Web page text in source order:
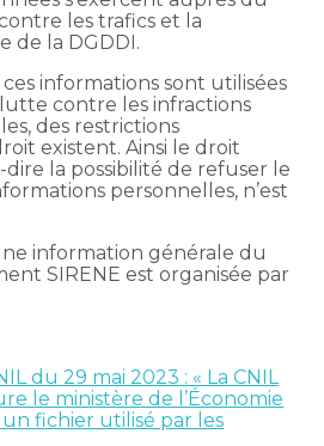
les trafics et la
de la DGDDI.
informations sont utilisées
contre les infractions
des restrictions
existent. Ainsi le droit
dire la possibilité de refuser le
personnelles, n’est
information générale du
SIRENE est organisée par
du 29 mai 2023 : « La CNIL
le ministère de l’Économie
fichier utilisé par les